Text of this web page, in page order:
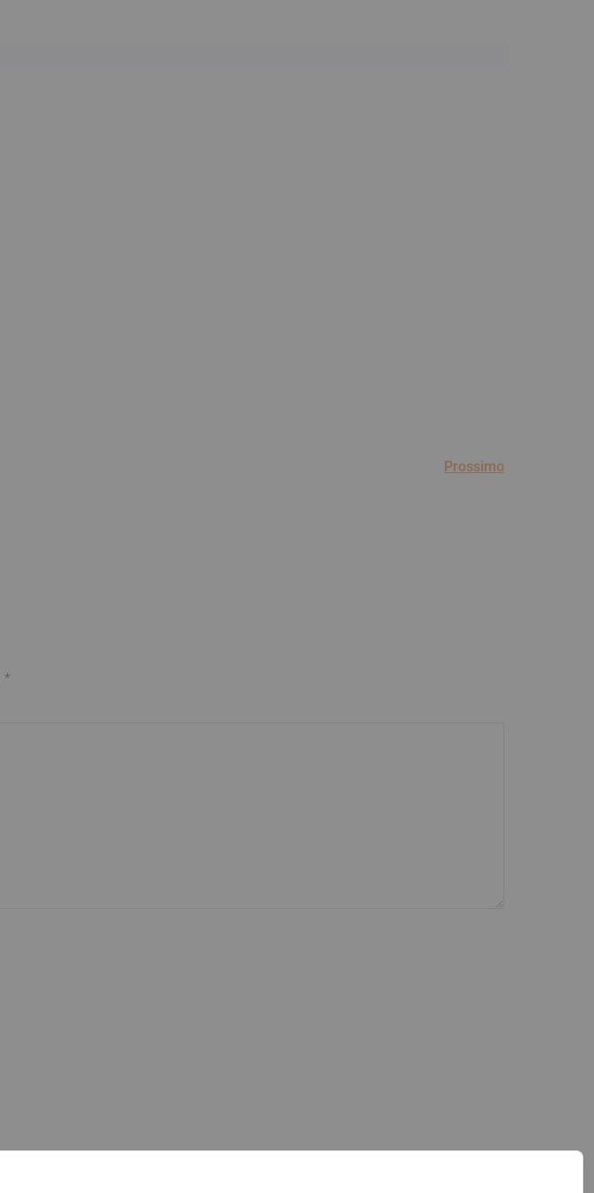
Prossimo
*